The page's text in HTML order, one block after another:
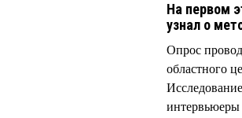
На первом
узнал о
Опрос
областного